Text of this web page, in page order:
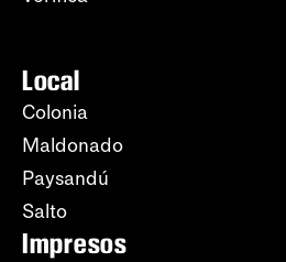
Local
Colonia
Maldonado
Paysandú
Salto
Impresos